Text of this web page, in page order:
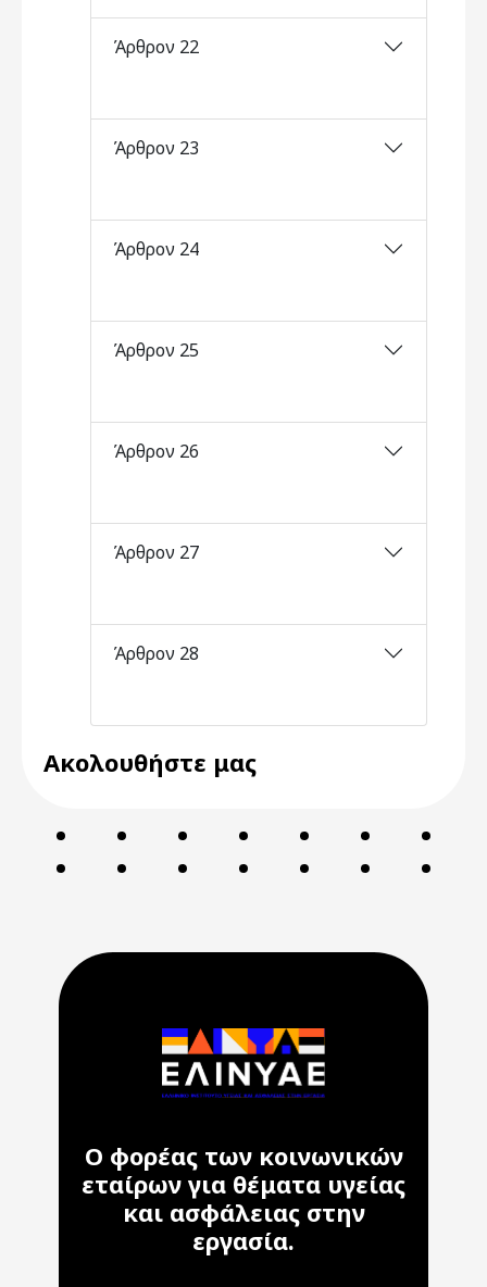
Άρθρον 22
Άρθρον 23
Άρθρον 24
Άρθρον 25
Άρθρον 26
Άρθρον 27
Άρθρον 28
Ακολουθήστε μας
Ο φορέας των κοινωνικών
εταίρων για θέματα υγείας
και ασφάλειας στην
εργασία.